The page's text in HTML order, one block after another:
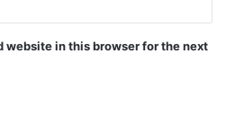
website in this browser for the next